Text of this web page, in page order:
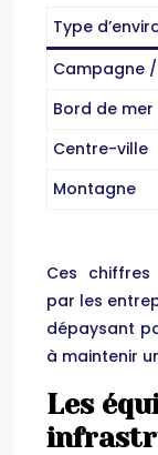
Type
Campagne
Bord de mer
Centre-ville
Montagne
Ces chiffres
par les
dépaysant
à maintenir
Les